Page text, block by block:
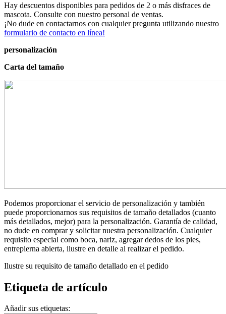
Hay descuentos disponibles para pedidos de 2 o más disfraces de
mascota. Consulte con nuestro personal de ventas.
¡No dude en contactarnos con cualquier pregunta utilizando nuestro
formulario de contacto en línea!
personalización
Carta del tamaño
Podemos proporcionar el servicio de personalización y también
puede proporcionarnos sus requisitos de tamaño detallados (cuanto
más detallados, mejor) para la personalización. Garantía de calidad,
no dude en comprar y solicitar nuestra personalización. Cualquier
requisito especial como boca, nariz, agregar dedos de los pies,
entrepierna abierta, ilustre en detalle al realizar el pedido.
Ilustre su requisito de tamaño detallado en el pedido
Etiqueta de artículo
Añadir sus etiquetas: